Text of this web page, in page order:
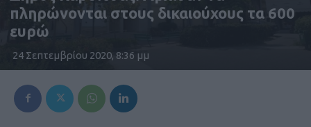
πληρώνονται στους δικαιούχους τα 600
ευρώ
24 Σεπτεμβρίου 2020, 8:36 μμ